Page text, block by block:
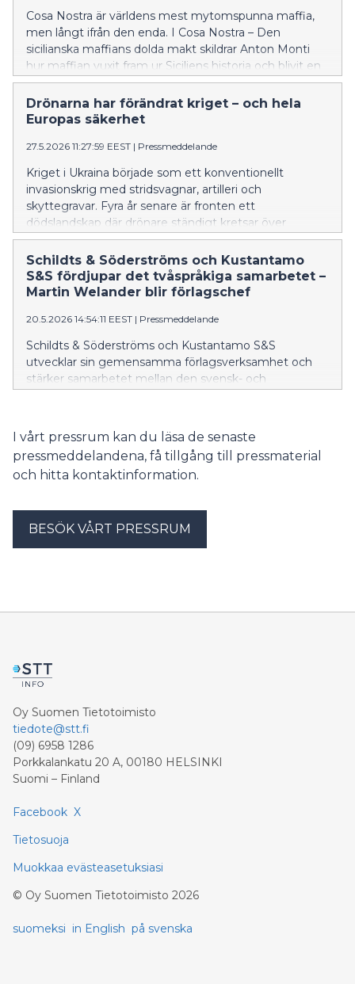
Cosa Nostra är världens mest mytomspunna maffia,
men långt ifrån den enda. I Cosa Nostra – Den
sicilianska maffians dolda makt skildrar Anton Monti
hur maffian vuxit fram ur Siciliens historia och blivit en
maktstruktur med starka band till politik och ekonomi.
Drönarna har förändrat kriget – och hela
Europas säkerhet
27.5.2026 11:27:59 EEST | Pressmeddelande
Kriget i Ukraina började som ett konventionellt
invasionskrig med stridsvagnar, artilleri och
skyttegravar. Fyra år senare är fronten ett
dödslandskap där drönare ständigt kretsar över
soldaterna och ingen rör sig obemärkt.
Schildts & Söderströms och Kustantamo
S&S fördjupar det tvåspråkiga samarbetet –
Martin Welander blir förlagschef
20.5.2026 14:54:11 EEST | Pressmeddelande
Schildts & Söderströms och Kustantamo S&S
utvecklar sin gemensamma förlagsverksamhet och
stärker samarbetet mellan den svensk- och
I vårt pressrum kan du läsa de senaste
pressmeddelandena, få tillgång till pressmaterial
och hitta kontaktinformation.
BESÖK VÅRT PRESSRUM
Oy Suomen Tietotoimisto
tiedote@stt.fi
(09) 6958 1286
Porkkalankatu 20 A, 00180 HELSINKI
Suomi – Finland
Facebook X
Tietosuoja
Muokkaa evästeasetuksiasi
© Oy Suomen Tietotoimisto 2026
suomeksi in English på svenska